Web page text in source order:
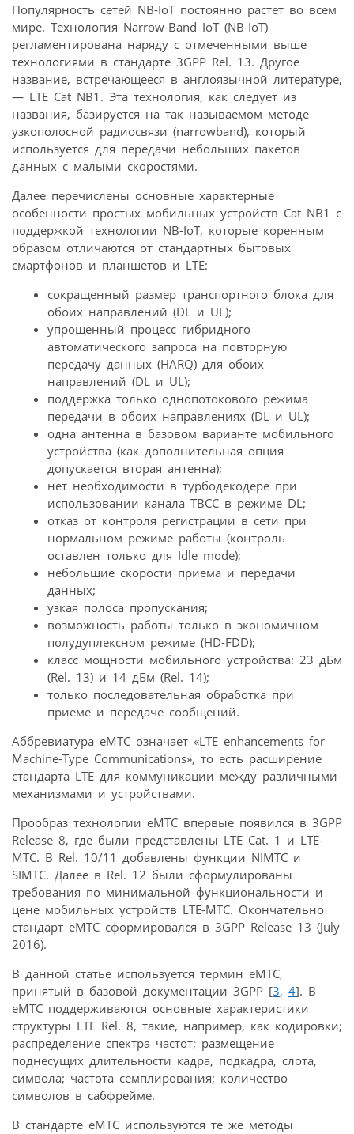
Популярность сетей NB-IoT постоянно растет во всем
мире. Технология Narrow-Band IoT (NB-IoT)
регламентирована наряду с отмеченными выше
технологиями в стандарте 3GPP Rel. 13. Другое
название, встречающееся в англоязычной литературе,
— LTE Cat NB1. Эта технология, как следует из
названия, базируется на так называемом методе
узкополосной радиосвязи (narrowband), который
используется для передачи небольших пакетов
данных с малыми скоростями.
Далее перечислены основные характерные
особенности простых мобильных устройств Cat NB1 с
поддержкой технологии NB-IoT, которые коренным
образом отличаются от стандартных бытовых
смартфонов и планшетов и LTE:
сокращенный размер транспортного блока для
обоих направлений (DL и UL);
упрощенный процесс гибридного
автоматического запроса на повторную
передачу данных (HARQ) для обоих
направлений (DL и UL);
поддержка только однопотокового режима
передачи в обоих направлениях (DL и UL);
одна антенна в базовом варианте мобильного
устройства (как дополнительная опция
допускается вторая антенна);
нет необходимости в турбодекодере при
использовании канала TBCC в режиме DL;
отказ от контроля регистрации в сети при
нормальном режиме работы (контроль
оставлен только для Idle mode);
небольшие скорости приема и передачи
данных;
узкая полоса пропускания;
возможность работы только в экономичном
полудуплексном режиме (HD-FDD);
класс мощности мобильного устройства: 23 дБм
(Rel. 13) и 14 дБм (Rel. 14);
только последовательная обработка при
приеме и передаче сообщений.
Аббревиатура eMTC означает «LTE enhancements for
Machine-Type Communications», то есть расширение
стандарта LTE для коммуникации между различными
механизмами и устройствами.
Прообраз технологии eMTC впервые появился в 3GPP
Release 8, где были представлены LTE Cat. 1 и LTE-
MTC. В Rel. 10/11 добавлены функции NIMTC и
SIMTC. Далее в Rel. 12 были сформулированы
требования по минимальной функциональности и
цене мобильных устройств LTE-MTC. Окончательно
стандарт eMTC сформировался в 3GPP Release 13 (July
2016).
В данной статье используется термин eMTC,
принятый в базовой документации 3GPP [3, 4]. В
eMTC поддерживаются основные характеристики
структуры LTE Rel. 8, такие, например, как кодировки;
распределение спектра частот; размещение
поднесущих длительности кадра, подкадра, слота,
символа; частота семплирования; количество
символов в сабфрейме.
В стандарте eMTC используются те же методы